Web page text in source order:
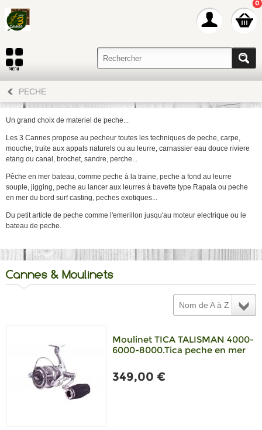
0
PECHE
Un grand choix de materiel de peche...
Les 3 Cannes propose au pecheur toutes les techniques de peche, carpe,
mouche, truite aux appats naturels ou au leurre, carnassier eau douce riviere
etang ou canal, brochet, sandre, perche...
Pêche en mer bateau, comme peche à la traine, peche a fond au leurre
souple, jigging, peche au lancer aux leurres à bavette type Rapala ou peche
en mer du bord surf casting, peches exotiques...
Du petit article de peche comme l'emerillon jusqu'au moteur electrique ou le
bateau de peche.
Cannes & Moulinets
Nom de A à Z
Moulinet TICA TALISMAN 4000-
6000-8000.Tica peche en mer
349,00 €